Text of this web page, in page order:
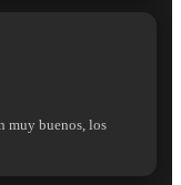
muy buenos, los